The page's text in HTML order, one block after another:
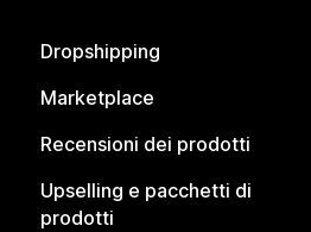
Dropshipping
Marketplace
Recensioni dei prodotti
Upselling e pacchetti di
prodotti